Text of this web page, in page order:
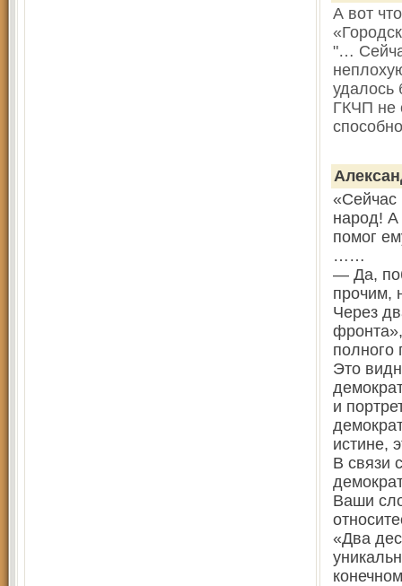
А вот
"…
удалось
ГКЧП не
«Сейчас
народ! А
помог
……
— Да,
прочим,
Через
полного
Это
и
истине,
В связи
Ваши
«Два